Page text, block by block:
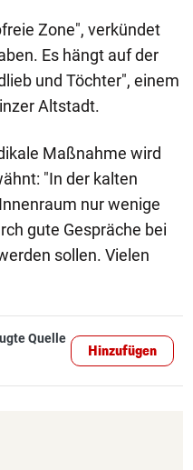
Zone", verkündet
Es hängt auf der
und Töchter", einem
Altstadt.
Maßnahme wird
"In der kalten
nur wenige
gute Gespräche bei
sollen. Vielen
Quelle
Hinzufügen